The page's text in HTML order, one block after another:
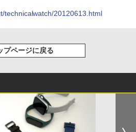
technicalwatch/20120613.html
プページに戻る